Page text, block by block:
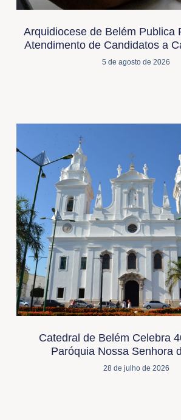
Arquidiocese de Belém Publica
Atendimento de Candidatos a
5 de agosto de 2026
Catedral de Belém Celebra
Paróquia Nossa Senhora
28 de julho de 2026